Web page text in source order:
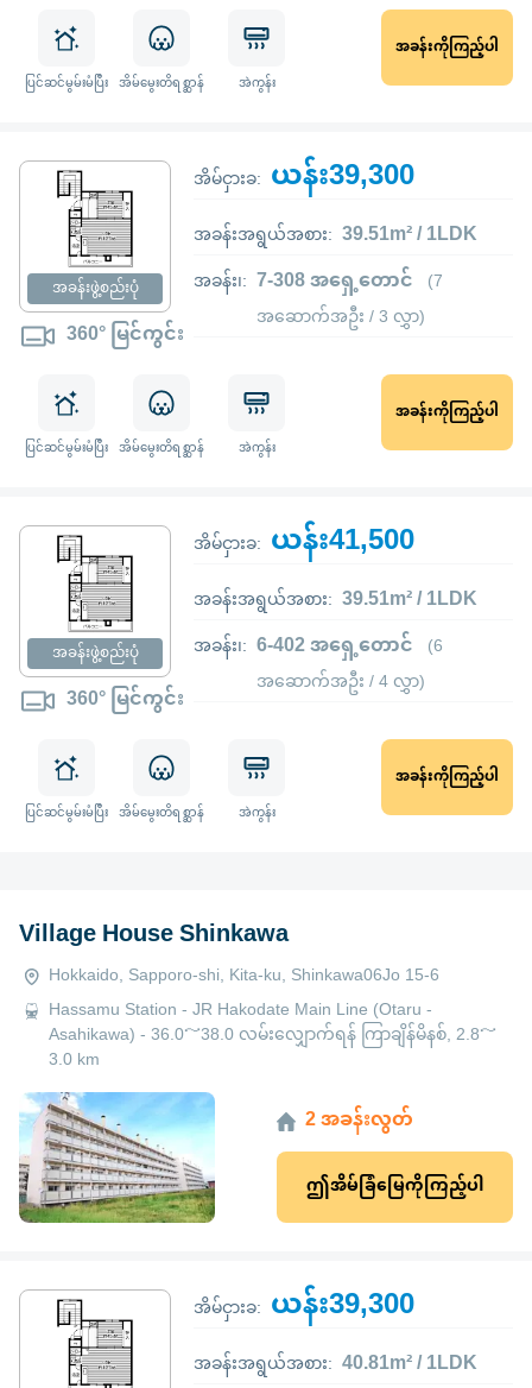
ပြင်ဆင်မွမ်းမံပြီး အိမ်မွေးတိရစ္ဆာန် အဲကွန်း
အခန်းကိုကြည့်ပါ
အခန်းဖွဲ့စည်းပုံ
360° မြင်ကွင်း
အိမ်ငှားခ: ယန်း39,300
အခန်းအရွယ်အစား: 39.51m² / 1LDK
အခန်း၊: 7-308 အရှေ့တောင် (7
အဆောက်အဦး / 3 လွှာ)
ပြင်ဆင်မွမ်းမံပြီး အိမ်မွေးတိရစ္ဆာန် အဲကွန်း
အခန်းကိုကြည့်ပါ
အခန်းဖွဲ့စည်းပုံ
360° မြင်ကွင်း
အိမ်ငှားခ: ယန်း41,500
အခန်းအရွယ်အစား: 39.51m² / 1LDK
အခန်း၊: 6-402 အရှေ့တောင် (6
အဆောက်အဦး / 4 လွှာ)
ပြင်ဆင်မွမ်းမံပြီး အိမ်မွေးတိရစ္ဆာန် အဲကွန်း
အခန်းကိုကြည့်ပါ
Village House Shinkawa
Hokkaido, Sapporo-shi, Kita-ku, Shinkawa06Jo 15-6
Hassamu Station - JR Hakodate Main Line (Otaru -
Asahikawa) - 36.0～38.0 လမ်းလျှောက်ရန် ကြာချိန်မိနစ်, 2.8～
3.0 km
2 အခန်းလွတ်
ဤအိမ်ခြံမြေကိုကြည့်ပါ
အိမ်ငှားခ: ယန်း39,300
အခန်းအရွယ်အစား: 40.81m² / 1LDK